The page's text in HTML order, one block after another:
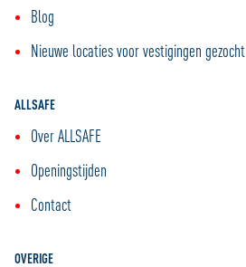
Blog
Nieuwe locaties voor vestigingen gezocht
ALLSAFE
Over ALLSAFE
Openingstijden
Contact
OVERIGE